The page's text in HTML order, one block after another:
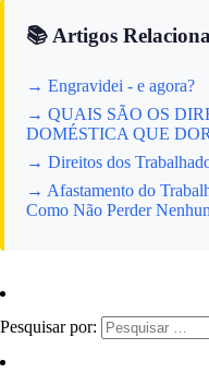
📚 Artigos
→ Engravidei - e agora?
→ QUAIS SÃO OS
DOMÉSTICA QUE
→ Direitos dos
→ Afastamento do
Como Não Perder
Pesquisar por: